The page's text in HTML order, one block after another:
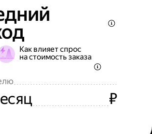
Как влияет спрос
на стоимость заказа
₽